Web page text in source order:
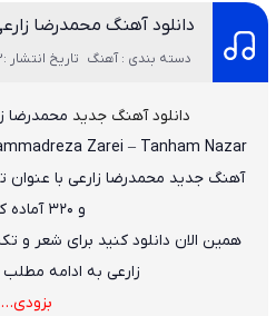
دانلود آهنگ محمدرضا
دسته بندی : آهنگ تاریخ انتشار :12 مرداد 1397
دانلود آهنگ جدید محمدرضا
Zarei – Tanham Nazar
آهنگ جدید محمدرضا زارعی با عنوان
و ۳۲۰ آماده کردیم
همین الان دانلود کنید برای شعر و
زارعی به ادامه
بزودی…